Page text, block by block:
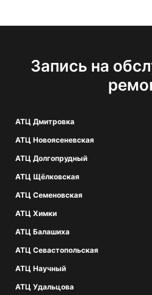
Запись на
АТЦ Дмитровка
АТЦ Новоясеневская
АТЦ Долгопрудный
АТЦ Щёлковская
АТЦ Семеновская
АТЦ Химки
АТЦ Балашиха
АТЦ Севастопольская
АТЦ Научный
АТЦ Удальцова